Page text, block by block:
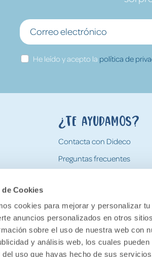
Cookies
cookies para mejorar y personalizar
anuncios personalizados en otros
sobre el uso de nuestra web con
y análisis web, los cuales
del uso que hayas hecho de sus
He leído y acepto la política de
¿Te ayudamos?
Contacta con Dideco
Preguntas frecuentes
Devoluciones